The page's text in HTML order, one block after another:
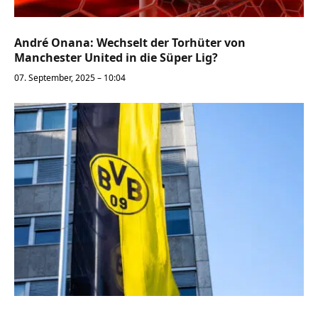
André Onana: Wechselt der Torhüter von
Manchester United in die Süper Lig?
07. September, 2025 – 10:04